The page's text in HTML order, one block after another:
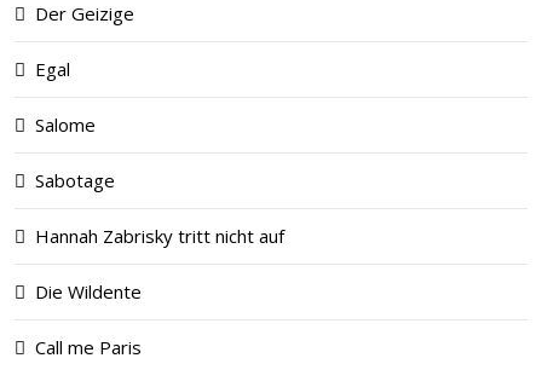
Der Geizige
Egal
Salome
Sabotage
Hannah Zabrisky tritt nicht auf
Die Wildente
Call me Paris